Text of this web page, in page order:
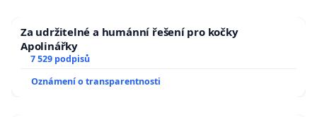
Za udržitelné a humánní řešení pro kočky
Apolinářky
7 529 podpisů
Oznámení o transparentnosti